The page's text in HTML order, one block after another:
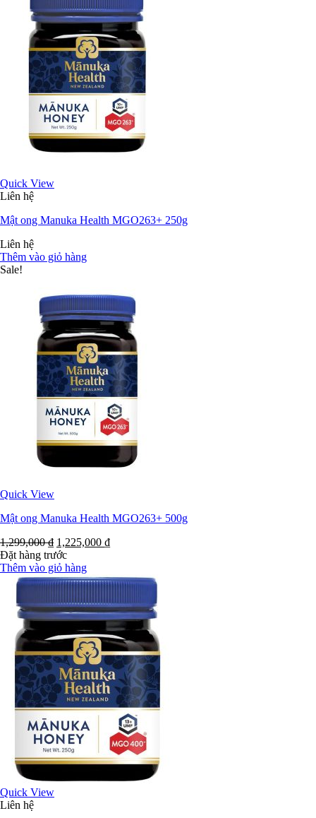
Quick View
Liên hệ
Mật ong Manuka Health MGO263+ 250g
Liên hệ
Thêm vào giỏ hàng
Sale!
Quick View
Mật ong Manuka Health MGO263+ 500g
1,299,000₫ 1,225,000 ₫
Đặt hàng trước
Thêm vào giỏ hàng
Quick View
Liên hệ